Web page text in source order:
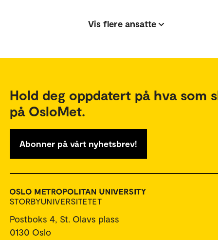
Vis flere ansatte
Hold deg oppdatert på hva som
på OsloMet.
Abonner på vårt nyhetsbrev!
Postboks 4, St. Olavs plass
0130 Oslo